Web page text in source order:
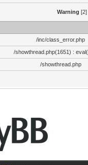
Warning [2]
/inc/class_error.php
/showthread.php(1651) :
/showthread.php